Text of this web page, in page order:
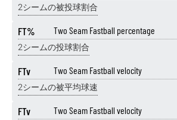
2シームの被投球割合
FT% Two Seam Fastball percentage
2シームの投球割合
FTv Two Seam Fastball velocity
2シームの被平均球速
FTv Two Seam Fastball velocity